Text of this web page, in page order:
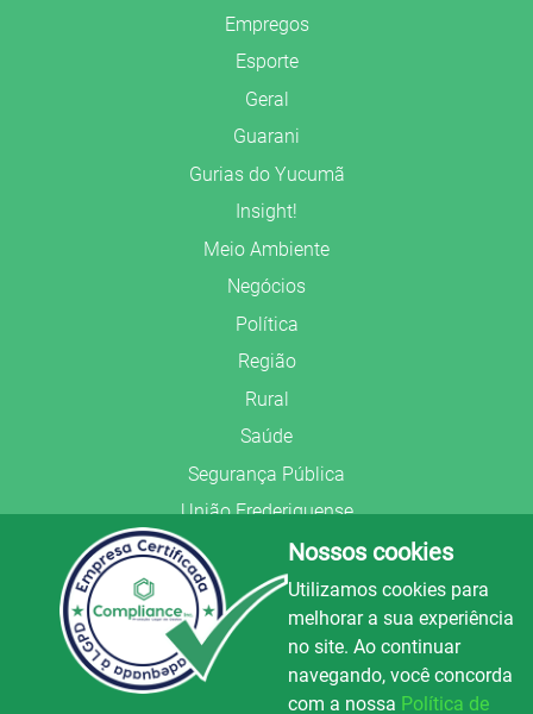
Empregos
Esporte
Geral
Guarani
Gurias do Yucumã
Insight!
Meio Ambiente
Negócios
Política
Região
Rural
Saúde
Segurança Pública
União Frederiquense
© Copyright 2022.LA+.
Todos os direitos reservados.
Nossos cookies
Utilizamos cookies para
melhorar a sua experiência
no site. Ao continuar
navegando, você concorda
com a nossa Política de